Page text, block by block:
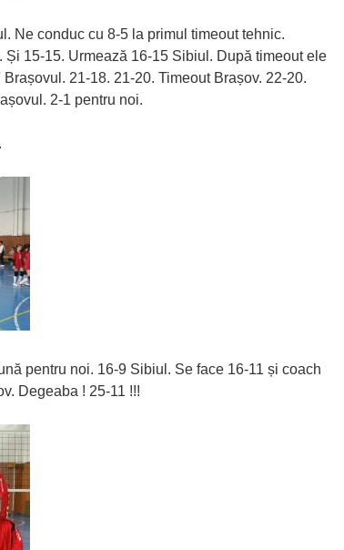
Ne conduc cu 8-5 la primul timeout tehnic.
Și 15-15. Urmează 16-15 Sibiul. După timeout ele
21-18. 21-20. Timeout Brașov. 22-20.
2-1 pentru noi.
pentru noi. 16-9 Sibiul. Se face 16-11 și coach
Degeaba ! 25-11 !!!